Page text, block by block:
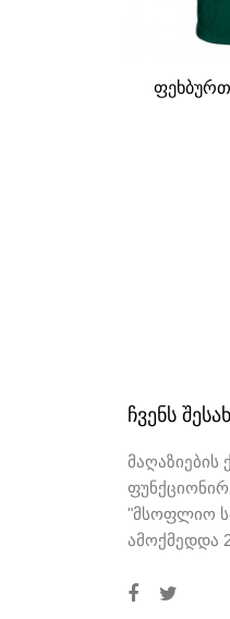
ᲩᲕᲔᲜᲡ
"მსოფლიო
ამოქმედდა